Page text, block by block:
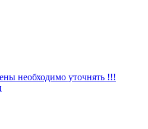
необходимо уточнять !!!